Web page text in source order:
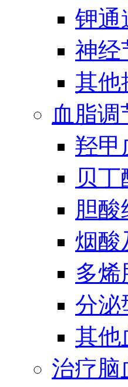
钾通
神经
其他
血脂调
羟甲
贝
胆
烟酸
多烯
分泌
其他
治疗脑